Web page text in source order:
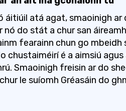
áitiúil atá agat, smaoinigh ar
nó do stát a chur san
fearainn chun go mbeidh
chustaiméirí é a aimsiú agus
Smaoinigh freisin ar do
le suíomh Gréasáin do